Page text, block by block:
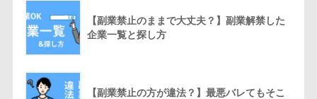
【副業禁止のままで大丈夫？】副業解禁した
企業一覧と探し方
【副業禁止の方が違法？】最悪バレてもそこ